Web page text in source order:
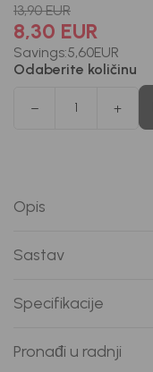
13,90 EUR
8,30 EUR
Savings:5,60EUR
Odaberite količinu
Opis
Sastav
Specifikacije
Pronađi u radnji